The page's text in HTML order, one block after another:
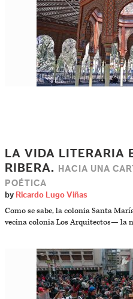
LA VIDA LITERARIA
RIBERA.
HACIA UNA
POÉTICA
by Ricardo Lugo Viñas
Como se sabe, la colonia Santa
vecina colonia Los Arquitectos— la